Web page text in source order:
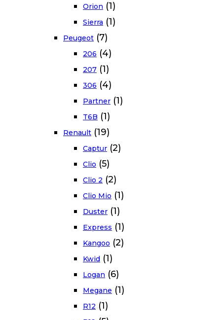
Orion (1)
Sierra (1)
Peugeot (7)
206 (4)
207 (1)
306 (4)
Partner (1)
T6B (1)
Renault (19)
Captur (2)
Clio (5)
Clio 2 (2)
Clio Mio (1)
Duster (1)
Express (1)
Kangoo (2)
Kwid (1)
Logan (6)
Megane (1)
R12 (1)